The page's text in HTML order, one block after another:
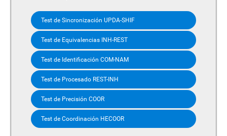
Test de Sincronización UPDA-SHIF
Test de Equivalencias INH-REST
Test de Identificación COM-NAM
Test de Procesado REST-INH
Test de Precisión COOR
Test de Coordinación HECOOR